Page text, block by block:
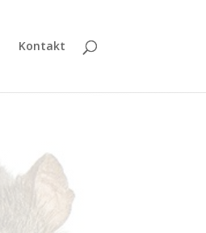
Kontakt